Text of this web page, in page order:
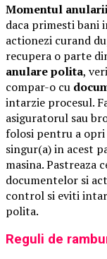
Momentul
daca primesti bani
actionezi curand
recupera o parte
anulare polita,
compar-o cu
intarzie procesul.
asiguratorul sau
folosi pentru a opri
singur(a) in acest
masina. Pastreaza
documentelor si
control si eviti
polita.
Reguli de